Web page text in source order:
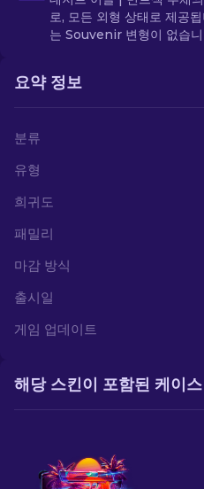
로, 모든 외형 상태로 제공
는 Souvenir 변형이 없습니
요약 정보
분류
유형
희귀도
패밀리
마감 방식
출시일
게임 업데이트
해당 스킨이 포함된 케이스